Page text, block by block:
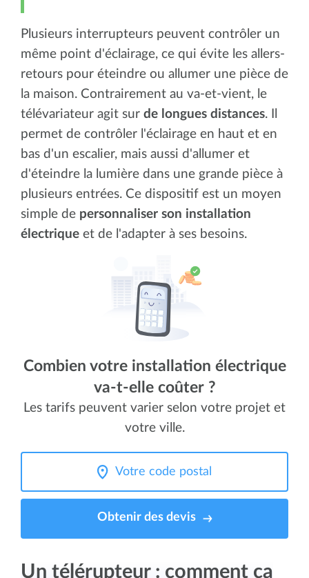
Plusieurs interrupteurs peuvent contrôler un
même point d'éclairage, ce qui évite les allers-
retours pour éteindre ou allumer une pièce de
la maison. Contrairement au va-et-vient, le
télévariateur agit sur de longues distances. Il
permet de contrôler l'éclairage en haut et en
bas d'un escalier, mais aussi d'allumer et
d'éteindre la lumière dans une grande pièce à
plusieurs entrées. Ce dispositif est un moyen
simple de personnaliser son installation
électrique et de l'adapter à ses besoins.
Combien votre installation électrique
va-t-elle coûter ?
Les tarifs peuvent varier selon votre projet et
votre ville.
Obtenir des devis
Un télérupteur : comment ça